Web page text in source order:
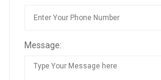
Message: